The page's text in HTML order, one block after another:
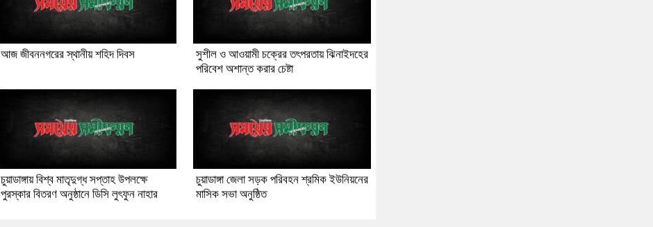
আজ জীবননগরের স্থানীয় শহিদ দিবস
সুশীল ও আওয়ামী চক্রের তৎপরতায় ঝিনাইদহের
পরিবেশ অশান্ত করার চেষ্টা
চুয়াডাঙ্গায় বিশ্ব মাতৃদুগ্ধ সপ্তাহ উপলক্ষে
পুরস্কার বিতরণ অনুষ্ঠানে ডিসি লুৎফুন নাহার
চুয়াডাঙ্গা জেলা সড়ক পরিবহন শ্রমিক ইউনিয়নের
মাসিক সভা অনুষ্ঠিত